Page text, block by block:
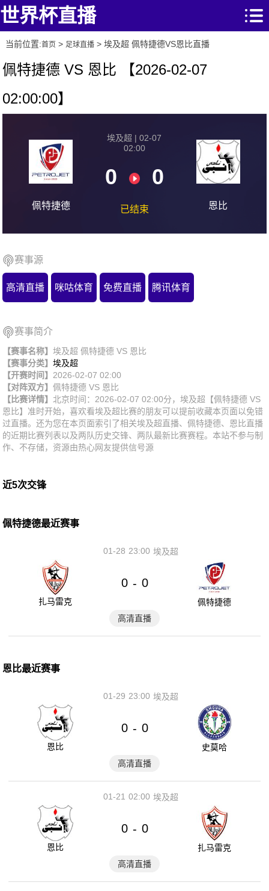
世界杯直播
当前位置:首页> 足球直播> 埃及超 佩特捷德VS恩比直播
佩特捷德 VS 恩比 【2026-02-07
02:00:00】
佩特捷德
埃及超 | 02-07
02:00
0 0
已结束 恩比
赛事源
高清直播 咪咕体育 免费直播 腾讯体育
赛事简介
【赛事名称】埃及超 佩特捷德 VS 恩比
【赛事分类】埃及超
【开赛时间】 2026-02-07 02:00
【对阵双方】佩特捷德 VS 恩比
【比赛详情】 北京时间：2026-02-07 02:00分，埃及超【佩特捷德 VS
恩比】准时开始，喜欢看埃及超比赛的朋友可以提前收藏本页面以免错
过直播。还为您在本页面索引了相关埃及超直播、佩特捷德、恩比直播
的近期比赛列表以及两队历史交锋、两队最新比赛赛程。本站不参与制
作、不存储，资源由热心网友提供信号源
近5次交锋
佩特捷德最近赛事
23:00
01-28 埃及超
扎马雷克
0 - 0
佩特捷德
高清直播
恩比最近赛事
23:00
01-29 埃及超
恩比
0 - 0
史莫哈
高清直播
02:00
01-21 埃及超
恩比
0 - 0
扎马雷克
高清直播